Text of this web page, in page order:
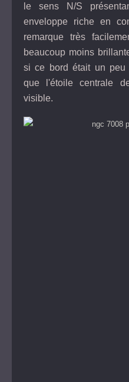
le sens N/S
enveloppe riche en
remarque très
beaucoup moins
si ce bord était un peu
que l'étoile centrale
visible.